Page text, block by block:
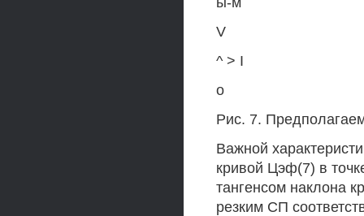
V
^ > I
о
Рис. 7.
Важной
кривой Цэф(7) в
тангенсом наклона
резким СП